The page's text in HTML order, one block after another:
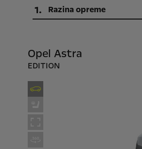
1. Razina opreme
Opel Astra
EDITION